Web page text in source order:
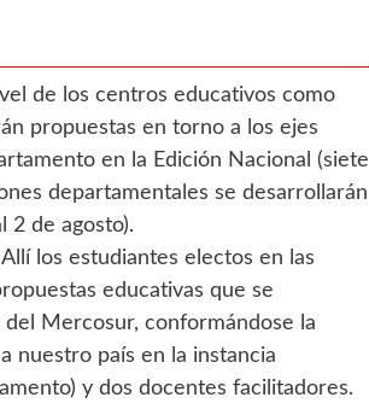
de los centros educativos como
propuestas en torno a los ejes
en la Edición Nacional (siete
departamentales se desarrollarán
2 de agosto).
los estudiantes electos en las
educativas que se
Mercosur, conformándose la
nuestro país en la instancia
y dos docentes facilitadores.